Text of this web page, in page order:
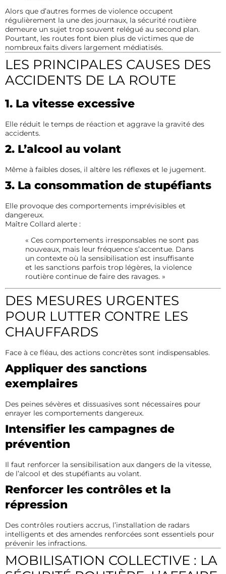
Alors que d’autres formes de violence occupent
régulièrement la une des journaux, la sécurité routière
demeure un sujet trop souvent relégué au second plan.
Pourtant, les routes font bien plus de victimes que de
nombreux faits divers largement médiatisés.
LES PRINCIPALES CAUSES DES
ACCIDENTS DE LA ROUTE
1. La vitesse excessive
Elle réduit le temps de réaction et aggrave la gravité des
accidents.
2. L’alcool au volant
Même à faibles doses, il altère les réflexes et le jugement.
3. La consommation de stupéfiants
Elle provoque des comportements imprévisibles et
dangereux.
Maître Collard alerte :
« Ces comportements irresponsables ne sont pas
nouveaux, mais leur fréquence s’accentue. Dans
un contexte où la sensibilisation est insuffisante
et les sanctions parfois trop légères, la violence
routière continue de faire des ravages. »
DES MESURES URGENTES
POUR LUTTER CONTRE LES
CHAUFFARDS
Face à ce fléau, des actions concrètes sont indispensables.
Appliquer des sanctions
exemplaires
Des peines sévères et dissuasives sont nécessaires pour
enrayer les comportements dangereux.
Intensifier les campagnes de
prévention
Il faut renforcer la sensibilisation aux dangers de la vitesse,
de l’alcool et des stupéfiants au volant.
Renforcer les contrôles et la
répression
Des contrôles routiers accrus, l’installation de radars
intelligents et des amendes renforcées sont essentiels pour
prévenir les infractions.
MOBILISATION COLLECTIVE : LA